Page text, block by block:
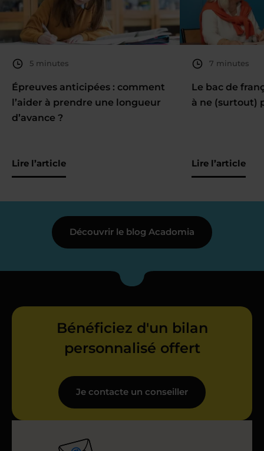
5 minutes
Épreuves anticipées : comment
l’aider à prendre une longueur
d’avance ?
Lire l’article
7 minutes
Le bac de
à ne (surtout)
Lire l’article
Découvrir le blog Acadomia
Bénéficiez d'un bilan
personnalisé offert
Je contacte un conseiller